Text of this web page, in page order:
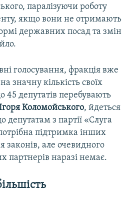
паралізуючи роботу
якщо вони не отримають
державних посад та змін
голосування, фракція вже
значну кількість своїх
45 депутатів перебувають
Коломойського, йдеться
депутатам з партії «Слуга
підтримка інших
законів, але очевидного
партнерів наразі немає.